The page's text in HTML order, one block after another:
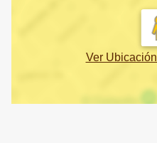
Ver Ubicación